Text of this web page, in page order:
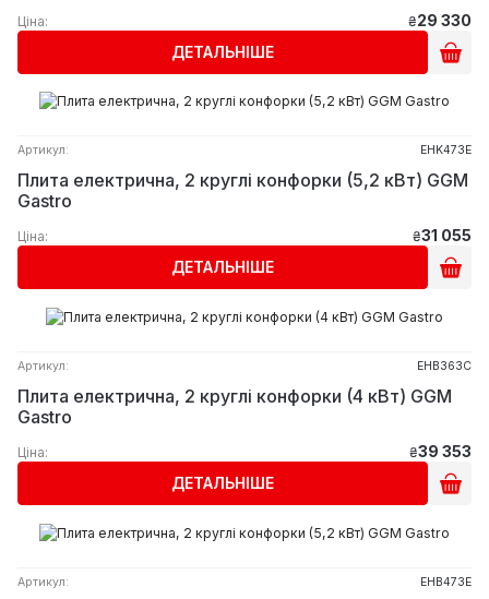
Ціна: ₴29 330
ДЕТАЛЬНІШЕ
Артикул: EHK473E
Плита електрична, 2 круглі конфорки (5,2 кВт) GGM
Gastro
Ціна: ₴31 055
ДЕТАЛЬНІШЕ
Артикул: EHB363C
Плита електрична, 2 круглі конфорки (4 кВт) GGM
Gastro
Ціна: ₴39 353
ДЕТАЛЬНІШЕ
Артикул: EHB473E